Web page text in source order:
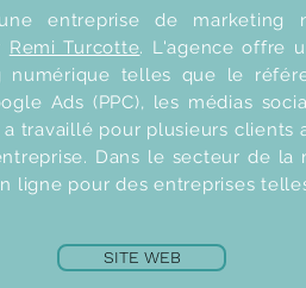
entreprise de marketing
Remi Turcotte. L'agence offre
numérique telles que le
Ads (PPC), les médias
travaillé pour plusieurs clients
Dans le secteur de la
ligne pour des entreprises
SITE WEB